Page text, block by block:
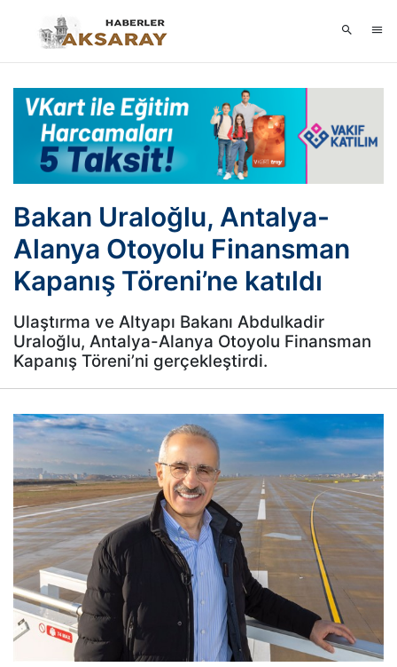
Bakan Uraloğlu, Antalya-
Alanya Otoyolu Finansman
Kapanış Töreni’ne katıldı
Ulaştırma ve Altyapı Bakanı Abdulkadir
Uraloğlu, Antalya-Alanya Otoyolu Finansman
Kapanış Töreni’ni gerçekleştirdi.